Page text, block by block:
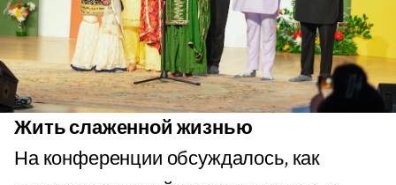
Жить слаженной жизнью
На конференции обсуждалось, как